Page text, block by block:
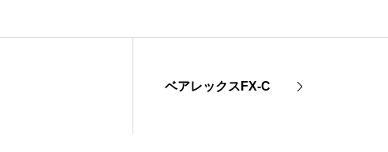
ベアレックスFX-C